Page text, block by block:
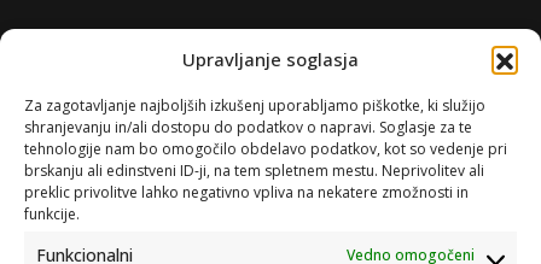
Upravljanje soglasja
Za zagotavljanje najboljših izkušenj uporabljamo piškotke, ki služijo
shranjevanju in/ali dostopu do podatkov o napravi. Soglasje za te
tehnologije nam bo omogočilo obdelavo podatkov, kot so vedenje pri
brskanju ali edinstveni ID-ji, na tem spletnem mestu. Neprivolitev ali
preklic privolitve lahko negativno vpliva na nekatere zmožnosti in
funkcije.
Funkcionalni Vedno omogočeni